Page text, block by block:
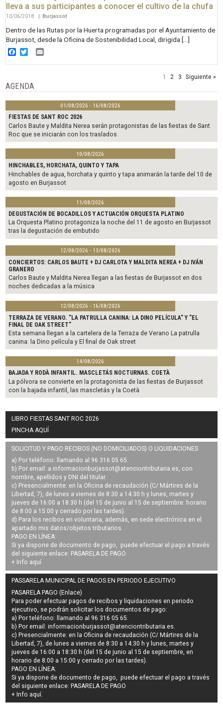
lleva a sus participantes a conocer el cultivo de la chufa
10/06/2018 | Burjassot
Dentro de las Rutas por la Huerta programadas por el Ayuntamiento de
Burjassot, desde la Oficina de Sostenibilidad Local, dirigida […]
Facebook
Twitter
1 2 3 Siguiente »
AGENDA
01/08/2026 - 16/08/2026
FIESTAS DE SANT ROC 2026
Carlos Baute y Maldita Nerea serán protagonistas de las fiestas de Sant
Roc que se iniciarán con los traslados
10/08/2026
HINCHABLES, HORCHATA, QUINTO Y TAPA
Hinchables de agua, horchata y quinto y tapa animarán la tarde del 10 de
agosto en Burjassot
11/08/2026
DEGUSTACIÓN DE BOCADILLOS Y ACTUACIÓN ORQUESTA PLATINO
La Orquesta Platino protagoniza la noche del 11 de agosto en Burjassot
tras la degustación de embutido
12/08/2026 - 13/08/2026
CONCIERTOS: CARLOS BAUTE + DJ CARLOTA Y MALDITA NEREA + DJ IVÁN
GRANERO
Carlos Baute y Maldita Nerea llegan a las fiestas de Burjassot en dos
noches dedicadas a la música
12/08/2026 - 16/08/2026
TERRAZA DE VERANO. "LA PATRULLA CANINA: LA DINO PELÍCULA" Y "EL
FINAL DE OAK STREET"
Esta semana llegan a la cartelera de la Terraza de Verano La patrulla
canina: la Dino película y El final de Oak street
14/08/2026
BAJADA Y RODÀ INFANTIL. MASCLETÁS NOCTURNAS. COETÀ
La pólvora se convierte en la protagonista de las fiestas de Burjassot
con la bajada infantil, las mascletás y la Coetà
LIBRO FIESTAS SANT ROC 2026
PINCHA AQUÍ
SOLICITUD Y PAGO RECIBOS (NO DOMICILIADOS) O LIQUIDACIONES
a) Por teléfono: llamando al 96 316 05 65.
b) Por email: a informacionburjassot@atenciontributaria.es, con
nombre, apellidos y DNI del titular.
c) Presencialmente: en la Oficina de recaudación (C/ Mártires de la
Libertad, 7), de lunes a viernes de 8:30 a 14:30 h y lunes, martes y
jueves de 16:00 a 18:30 h (del 15 de junio al 15 de septiembre: horario
de 8:00 a 15:00 y cerrado por las tardes).
d) Para los recibos en voluntaria, además, en sede electrónica en el
apartado mis datos/objetos tributarios.
PAGO EN LÍNEA:
Si ya dispone de documento de pago, puede efectuar el pago a través
del siguiente enlace: PASARELA DE PAGO
+ Info aquí.
PASSARELA MUNICIPAL DE PAGOS EN PERIODO EJECUTIVO
PASARELA PAGO (Enlace)
Para poder efectuar pagos derecibos y liquidaciones en periodo
ejecutivo, se podrán solicitar los documentos de pago:
a) Por teléfono: llamando al 96 316 05 65.
b) Por email:informacionburjassot@atenciontributaria.es.
c) Presencialmente: en la Oficina de recaudación (C/ Mártires de la
Libertad, 7), de lunes a viernes de 8:30 a 14:30 h y lunes, martes y
jueves de 16:00 a 18:30 h (del 15 de junio al 15 de septiembre, en
horario de 8:00 a 15:00 y cerrado por las tardes).
PAGO EN LÍNEA:
Si ya dispone de documento de pago, puede efectuar el pago a través
del siguiente enlace:PASARELA DE PAGO
+ Info aquí.